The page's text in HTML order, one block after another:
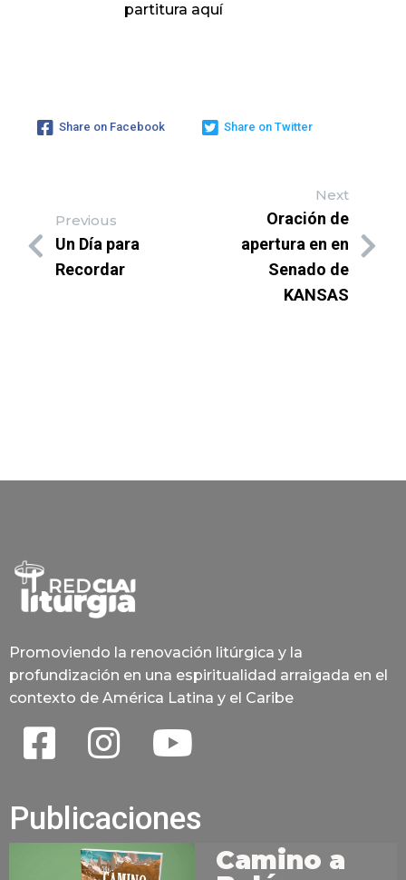
partitura aquí
Share on Facebook Share on Twitter
Previous
Un Día para
Recordar
Next
Oración de
apertura en en
Senado de
KANSAS
Promoviendo la renovación litúrgica y la
profundización en una espiritualidad arraigada en el
contexto de América Latina y el Caribe
Publicaciones
Camino a